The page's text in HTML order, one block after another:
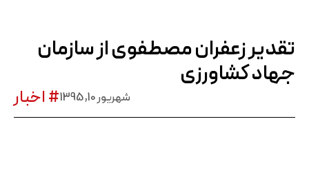
تقدیر زعفران مصطفوی از سازمان
جهاد کشاورزی
شهریور 10, 1395 # اخبار